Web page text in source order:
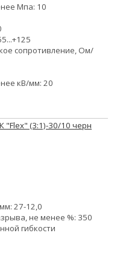
Мпа: 10
сопротивление, Ом/
кВ/мм: 20
"Flex" (3:1)-30/10 черн
27-12,0
не менее %: 350
гибкости